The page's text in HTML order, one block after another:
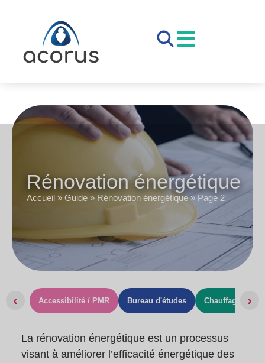
Rénovation énergétique
Accueil » Guide » Rénovation énergétique» Page 2
‹ Accessibilité / PMR Bureau d'études Chauffage ›
La rénovation énergétique est un processus
visant à améliorer l’efficacité énergétique des